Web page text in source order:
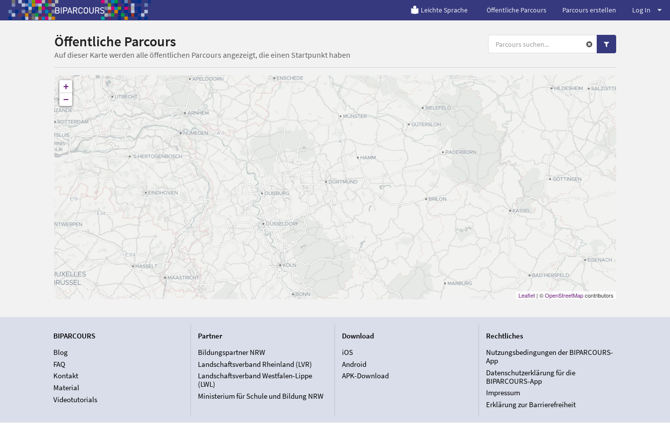
Leichte Sprache Öffentliche Parcours Parcours erstellen Log In
Öffentliche Parcours
Auf dieser Karte werden alle öffentlichen Parcours angezeigt, die einen Startpunkt haben
+
−
Leaflet| ©OpenStreetMapcontributors
BIPARCOURS
Blog
FAQ
Kontakt
Material
Videotutorials
Partner
Bildungspartner NRW
Landschaftsverband Rheinland (LVR)
Landschaftsverband Westfalen-Lippe
(LWL)
Ministerium für Schule und Bildung NRW
Download
iOS
Android
APK-Download
Rechtliches
Nutzungsbedingungen der BIPARCOURS-
App
Datenschutzerklärung für die
BIPARCOURS-App
Impressum
Erklärung zur Barrierefreiheit